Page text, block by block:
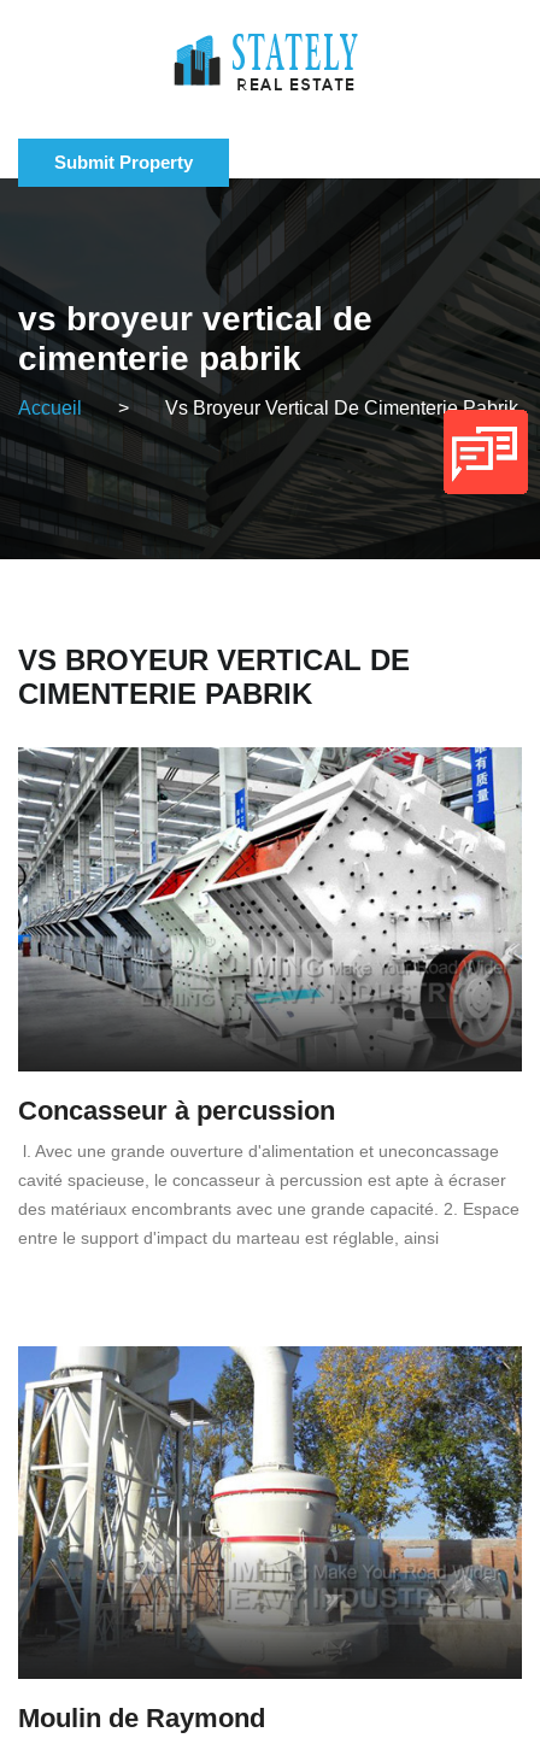
Submit Property
vs broyeur vertical de
cimenterie pabrik
Accueil > Vs Broyeur Vertical De Cimenterie Pabrik
VS BROYEUR VERTICAL DE
CIMENTERIE PABRIK
Concasseur à percussion
l. Avec une grande ouverture d'alimentation et uneconcassage
cavité spacieuse, le concasseur à percussion est apte à écraser
des matériaux encombrants avec une grande capacité. 2. Espace
entre le support d'impact du marteau est réglable, ainsi
Moulin de Raymond